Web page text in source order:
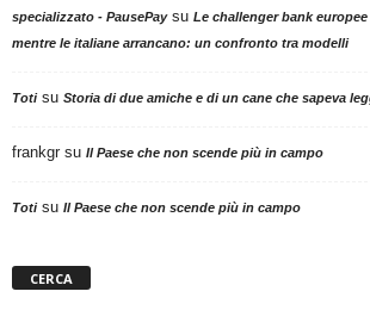
specializzato - PausePaysu Le challenger bank
mentre le italiane arrancano: un confronto tra modelli
Totisu Storia di due amiche e di un cane che sapeva
frankgr su Il Paese che non scende più in campo
Totisu Il Paese che non scende più in campo
CERCA